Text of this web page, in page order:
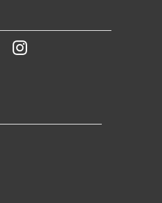
YoutubeInstagram